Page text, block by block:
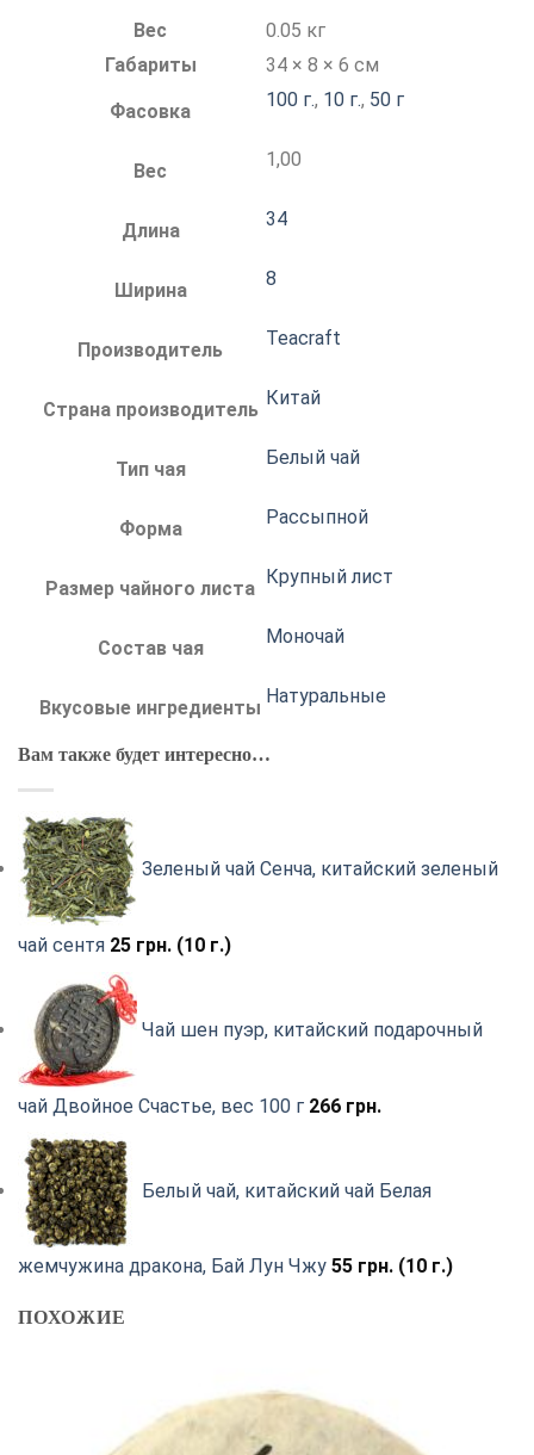
Вес
0.05 кг
Габариты
34 × 8 × 6 см
Фасовка
100 г., 10 г., 50 г
Вес
1,00
Длина
34
Ширина
8
Производитель
Teacraft
Страна производитель
Китай
Тип чая
Белый чай
Форма
Рассыпной
Размер чайного листа
Крупный лист
Состав чая
Моночай
Вкусовые ингредиенты
Натуральные
Вам также будет интересно…
Зеленый чай Сенча, китайский зеленый
чай сентя 25 грн. (10 г.)
Чай шен пуэр, китайский подарочный
чай Двойное Счастье, вес 100 г 266 грн.
Белый чай, китайский чай Белая
жемчужина дракона, Бай Лун Чжу 55 грн. (10 г.)
ПОХОЖИЕ